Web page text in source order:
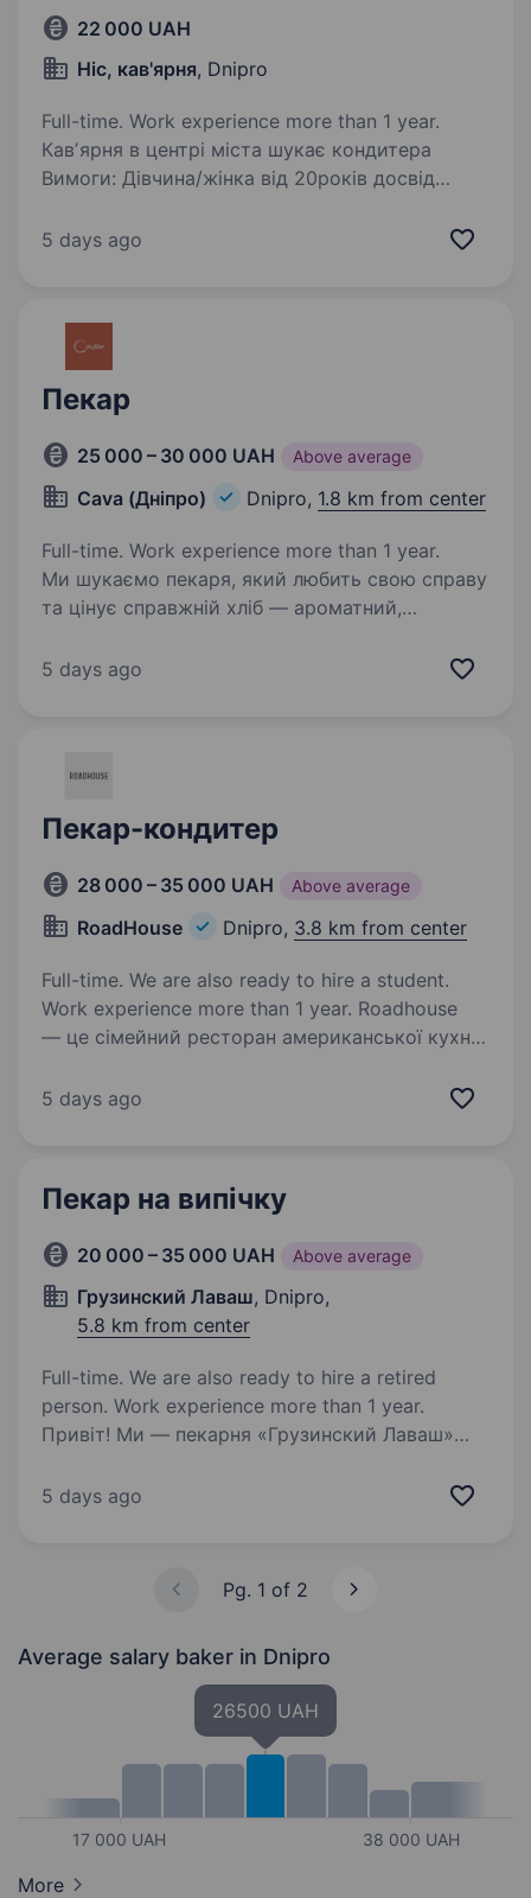
22 000 UAH
Ніс, кав'ярня, Dnipro
Full-time. Work experience more than 1 year.
Кавʼярня в центрі міста шукає кондитера
Вимоги: Дівчина/жінка від 20років досвід
санітарна книга. Умови работи: центр міста
5 days ago
Пекар
25 000 – 30 000 UAH Above average
Cava (Дніпро) Dnipro, 1.8 km from center
Full-time. Work experience more than 1 year.
Ми шукаємо пекаря, який любить свою справу
та цінує справжній хліб — ароматний,
тебе випічка — це не просто робота, а процес
5 days ago
Пекар-кондитер
28 000 – 35 000 UAH Above average
RoadHouse Dnipro, 3.8 km from center
Full-time. We are also ready to hire a student.
Work experience more than 1 year. Roadhouse
— це сімейний ресторан американської кухні
на якій ми готуємо BBQ в хоспері. У вихідні
5 days ago
Пекар на випічку
20 000 – 35 000 UAH Above average
Грузинский Лаваш, Dnipro,
5.8 km from center
Full-time. We are also ready to hire a retired
person. Work experience more than 1 year.
Привіт! Ми — пекарня «Грузинский Лаваш»
грузинську випічку з любов’ю
частиною дружньої команди —…
5 days ago
Pg. 1 of 2
Average salary baker in Dnipro
17 000 UAH
26500 UAH
38 000 UAH
More